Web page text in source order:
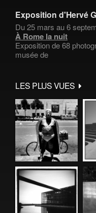
Exposition d'Hervé
Du 25 mars au 6
À Rome la nuit
Exposition de 68
musée de
LES PLUS VUES